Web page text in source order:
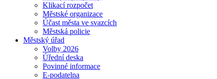
Klikací rozpočet
Městské organizace
Účast města ve svazcích
Městská policie
Městský úřad
Volby 2026
Úřední deska
Povinné informace
E-podatelna